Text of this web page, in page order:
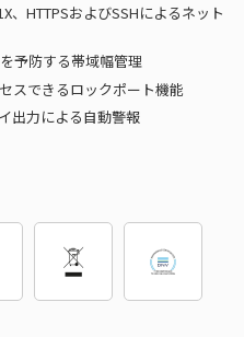
、HTTPSおよびSSHによるネット
予防する帯域幅管理
スできるロックポート機能
出力による自動警報